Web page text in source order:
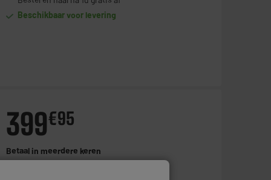
Beschikbaar voor levering
399€95
Betaal in meerdere keren